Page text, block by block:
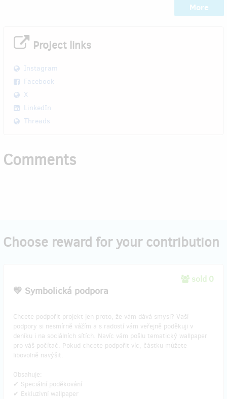
More
Project links
Instagram
Facebook
X
LinkedIn
Threads
Comments
Choose reward for your contribution
sold 0
💛 Symbolická podpora
Chcete podpořit projekt jen proto, že vám dává smysl? Vaší
podpory si nesmírně vážím a s radostí vám veřejně poděkuji v
deníku i na sociálních sítích. Navíc vám pošlu tematický wallpaper
pro váš počítač. Pokud chcete podpořit víc, částku můžete
libovolně navýšit.
Obsahuje:
✔ Speciální poděkování
✔ Exkluzivní wallpaper